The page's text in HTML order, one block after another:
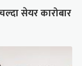
सेयर कारोबार